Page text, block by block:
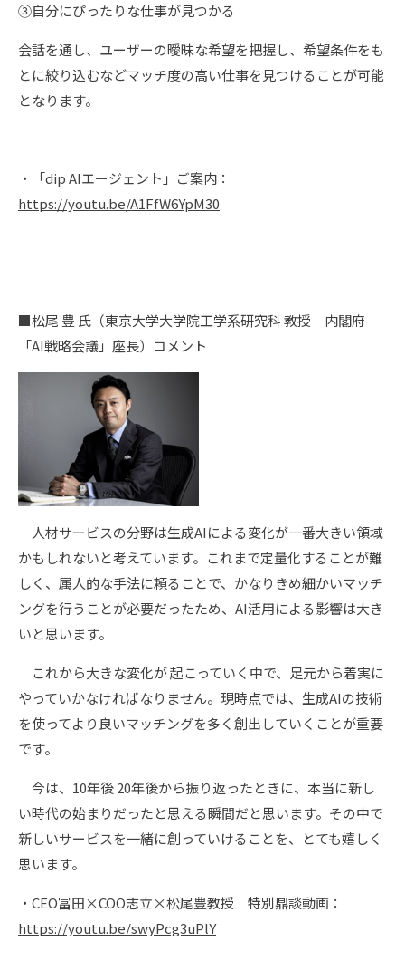
③自分にぴったりな仕事が見つかる
会話を通し、ユーザーの曖昧な希望を把握し、希望条件をも
とに絞り込むなどマッチ度の高い仕事を見つけることが可能
となります。
・「dip AIエージェント」ご案内：
https://youtu.be/A1FfW6YpM30
■松尾 豊 氏（東京大学大学院工学系研究科 教授 内閣府
「AI戦略会議」座長）コメント
人材サービスの分野は生成AIによる変化が一番大きい領域
かもしれないと考えています。これまで定量化することが難
しく、属人的な手法に頼ることで、かなりきめ細かいマッチ
ングを行うことが必要だったため、AI活用による影響は大き
いと思います。
これから大きな変化が 起こっていく中で、足元から着実に
やっていかなければなりません。現時点では、生成AIの技術
を使ってより良いマッチングを多く創出していくことが重要
です。
今は、10年後 20年後から振り返ったときに、本当に新し
い時代の始まりだったと思える瞬間だと思います。その中で
新しいサービスを一緒に創っていけることを、とても嬉しく
思います。
・CEO冨田×COO志立×松尾豊教授 特別鼎談動画：
https://youtu.be/swyPcg3uPlY